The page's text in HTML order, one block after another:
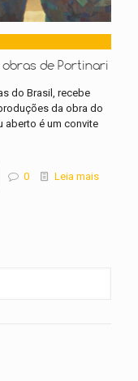
de Portinari
do Brasil, recebe
da obra do
aberto é um convite
0 Leia mais